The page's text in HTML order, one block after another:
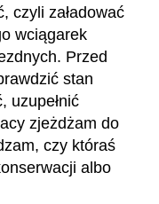
czyli załadować
wciągarek
Przed
stan
uzupełnić
zjeżdżam do
czy któraś
albo